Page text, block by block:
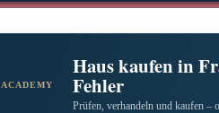
Haus kaufen in
Fehler
Prüfen, verhandeln und kaufen –